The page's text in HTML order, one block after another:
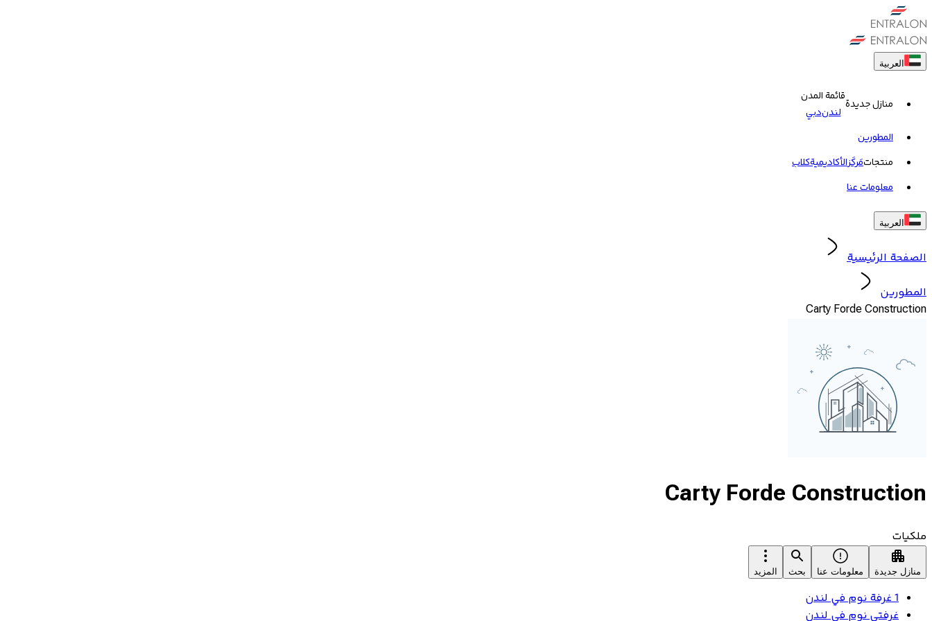
العربية
منازل جديدة
قائمة المدن
لندندبي
المطورين
منتجاتمَركَزالأكاديميةکلاب
معلومات عنا
العربية
الصفحة الرئيسية
المطورين
Carty Forde Construction
Carty Forde Construction
ملكيات
منازل جديدة معلومات عنا بحث المزيد
1 غرفة نوم في لندن
غرفتي نوم في لندن